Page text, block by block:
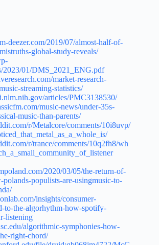
deezer.com/2019/07/almost-half-of-
global-study-reveals/
2023/01/DMS_2021_ENG.pdf
market-research-
streaming-statistics/
articles/PMC3138530/
music-news/under-35s-
music-than-parents/
r/Metalcore/comments/10i8uvp/
r/trance/comments/10q2fh8/wh
2020/03/05/the-return-of-
populists-are-usingmusic-to-
insights/consumer-
to-the-algorhythm-how-spotify-
listening
algorithmic-symphonies-how-
right-chord/